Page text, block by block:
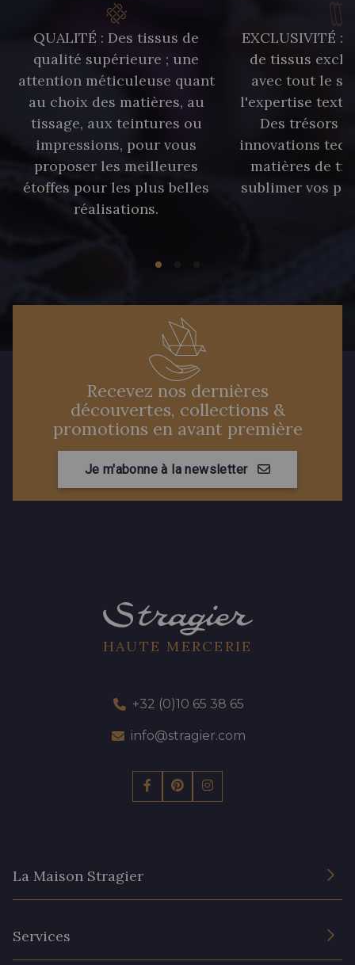
QUALITÉ : Des tissus de
qualité supérieure ; une
attention méticuleuse quant
au choix des matières, au
tissage, aux teintures ou
impressions, pour vous
proposer les meilleures
étoffes pour les plus belles
réalisations.
EXCLUSIVITÉ :
de tissus
avec tout le
l'expertise
Des trésors
innovations
matières de
sublimer vos
Recevez nos dernières
découvertes, collections &
promotions en avant première
Je m'abonne à la newsletter
HAUTE MERCERIE
+32 (0)10 65 38 65
info@stragier.com
La Maison Stragier
Services